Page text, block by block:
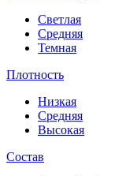
Светлая
Средняя
Темная
Плотность
Низкая
Средняя
Высокая
Состав